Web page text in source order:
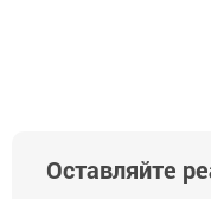
Оставляйте